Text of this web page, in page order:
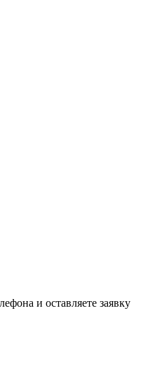
и оставляете заявку